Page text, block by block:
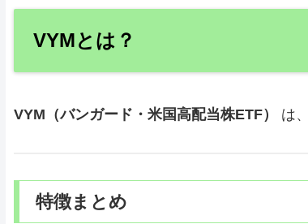
VYMとは？
VYM（バンガード・米国高配当株ETF） は
特徴まとめ